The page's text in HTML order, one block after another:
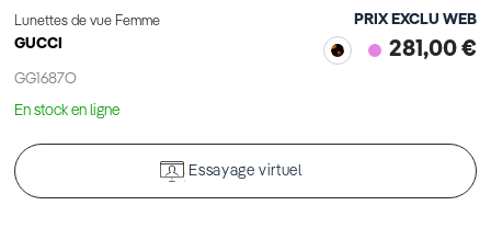
Lunettes de vue Femme
GUCCI
GG1687O
PRIX EXCLU WEB
281,00 €
En stock en ligne
Essayage virtuel